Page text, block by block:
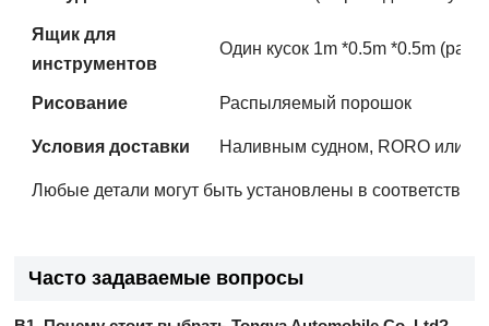
Ящик для
инструментов
Один кусок 1m *0.5m *0.5m
Рисование Распыляемый порошок
Условия доставки Наливным судном, RORO или
Любые детали могут быть установлены в
Часто задаваемые вопросы